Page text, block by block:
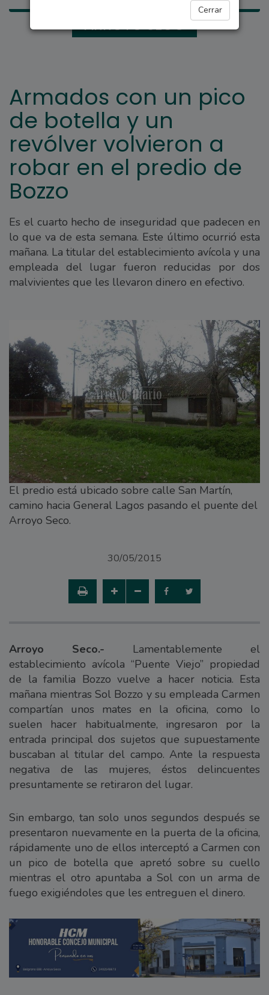
Cerrar
ARROYO SECO
Armados con un pico
de botella y un
revólver volvieron a
robar en el predio de
Bozzo
Es el cuarto hecho de inseguridad que padecen en
lo que va de esta semana. Este último ocurrió esta
mañana. La titular del establecimiento avícola y una
empleada del lugar fueron reducidas por dos
malvivientes que les llevaron dinero en efectivo.
El predio está ubicado sobre calle San Martín,
camino hacia General Lagos pasando el puente del
Arroyo Seco.
30/05/2015
Arroyo Seco.- Lamentablemente el
establecimiento avícola “Puente Viejo” propiedad
de la familia Bozzo vuelve a hacer noticia. Esta
mañana mientras Sol Bozzo y su empleada Carmen
compartían unos mates en la oficina, como lo
suelen hacer habitualmente, ingresaron por la
entrada principal dos sujetos que supuestamente
buscaban al titular del campo. Ante la respuesta
negativa de las mujeres, éstos delincuentes
presuntamente se retiraron del lugar.
Sin embargo, tan solo unos segundos después se
presentaron nuevamente en la puerta de la oficina,
rápidamente uno de ellos interceptó a Carmen con
un pico de botella que apretó sobre su cuello
mientras el otro apuntaba a Sol con un arma de
fuego exigiéndoles que les entreguen el dinero.